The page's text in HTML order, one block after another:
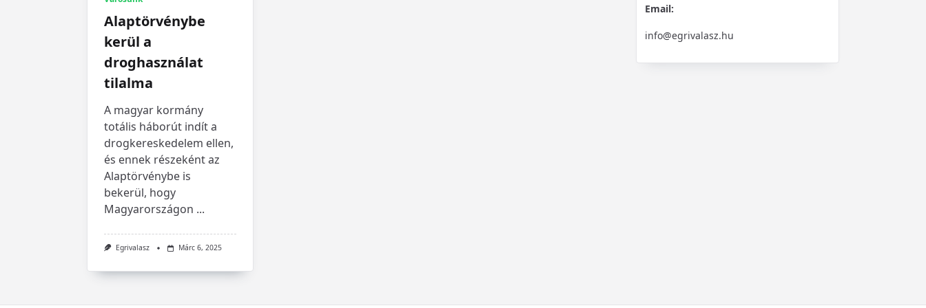
Alaptörvénybe
kerül a
droghasználat
tilalma
A magyar kormány
totális háborút indít a
drogkereskedelem ellen,
és ennek részeként az
Alaptörvénybe is
bekerül, hogy
Magyarországon ...
Egrivalasz Márc 6, 2025
Email:
info@egrivalasz.hu